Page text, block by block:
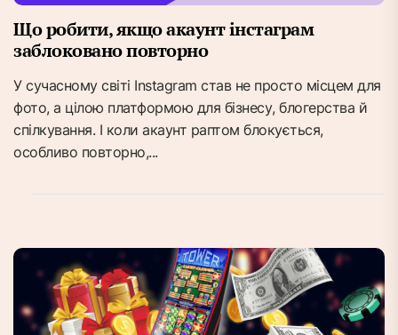
Що робити, якщо акаунт інстаграм
заблоковано повторно
У сучасному світі Instagram став не просто місцем для
фото, а цілою платформою для бізнесу, блогерства й
спілкування. І коли акаунт раптом блокується,
особливо повторно,...